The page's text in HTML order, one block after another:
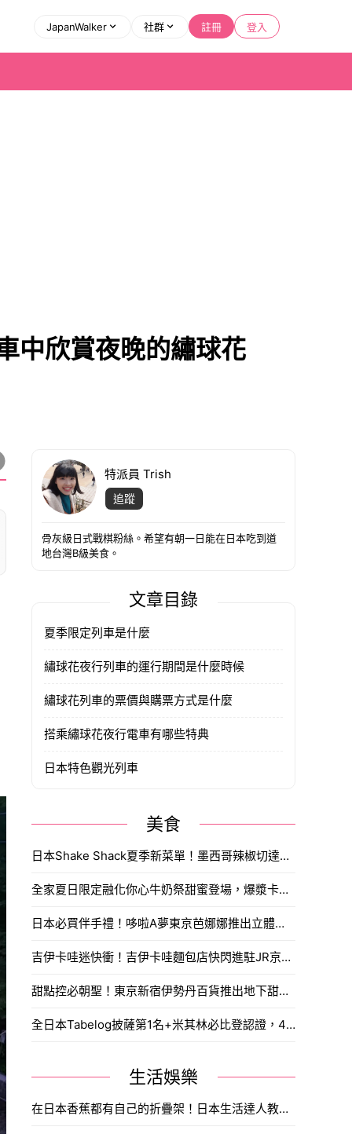
JapanWalker 社群 註冊 登入
中欣賞夜晚的繡球花
特派員 Trish
追蹤
骨灰級日式戰棋粉絲。希望有朝一日能在日本吃到道
地台灣B級美食。
文章目錄
夏季限定列車是什麼
繡球花夜行列車的運行期間是什麼時候
繡球花列車的票價與購票方式是什麼
搭乘繡球花夜行電車有哪些特典
日本特色觀光列車
美食
日本Shake Shack夏季新菜單！墨西哥辣椒切達牛肉堡搭鮮榨酪梨奶昔，台灣人敲碗想吃。
全家夏日限定融化你心牛奶祭甜蜜登場，爆漿卡士達泡芙、雪糕界的香濃天花板與經典可以吃的牧場冰品，打造盛夏最純粹的沁涼救贖。
日本必買伴手禮！哆啦A夢東京芭娜娜推出立體浮雕鐵盒，搶購攻略與購買通路一次看。
吉伊卡哇迷快衝！吉伊卡哇麵包店快閃進駐JR京都站，京都限定焦糖生八橋與獨家玩偶必搶。
甜點控必朝聖！東京新宿伊勢丹百貨推出地下甜點專區，33 個品牌全新開幕。
全日本Tabelog披薩第1名+米其林必比登認證，400℃ PIZZA空降福岡博多，明太子Ｘ高菜Ｘ長芋披薩太犯規。
生活娛樂
在日本香蕉都有自己的折疊架！日本生活達人教你多一步驟多放一星期。